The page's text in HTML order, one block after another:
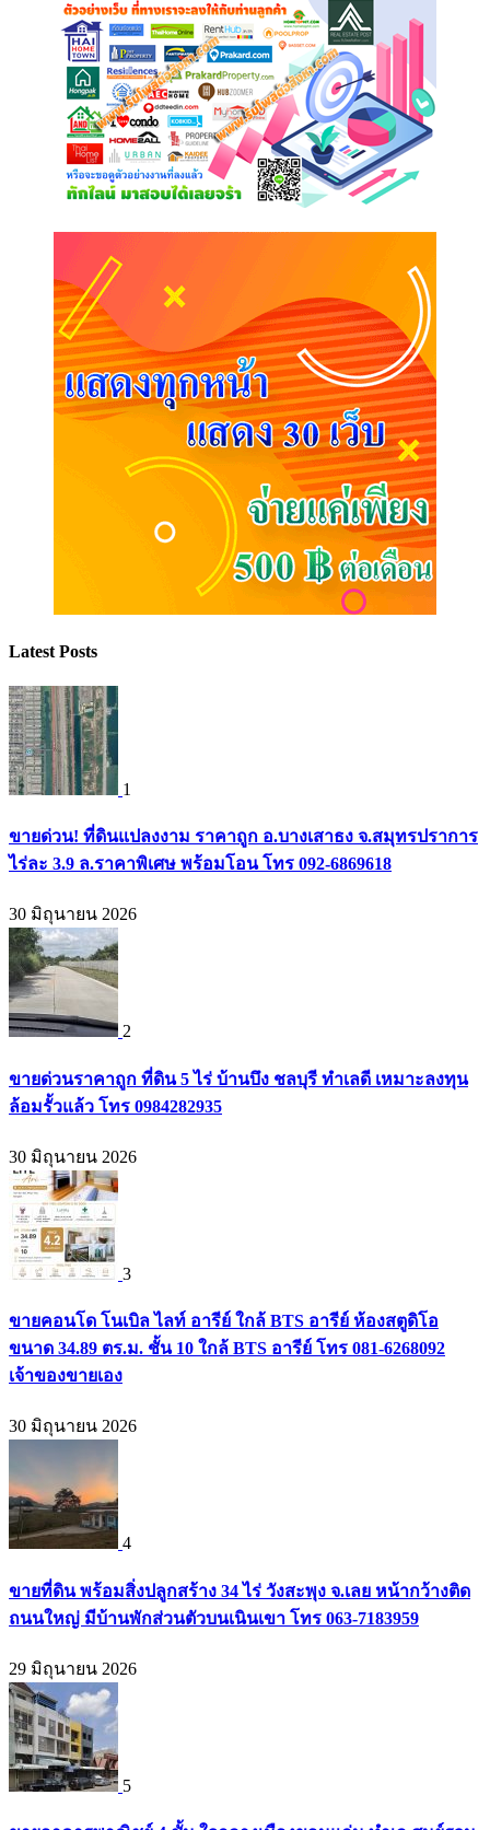
Latest Posts
1
ขายด่วน! ที่ดินแปลงงาม ราคาถูก อ.บางเสาธง จ.สมุทรปราการ
ไร่ละ 3.9 ล.ราคาพิเศษ พร้อมโอน โทร 092-6869618
30 มิถุนายน 2026
2
ขายด่วนราคาถูก ที่ดิน 5 ไร่ บ้านบึง ชลบุรี ทำเลดี เหมาะลงทุน
ล้อมรั้วแล้ว โทร 0984282935
30 มิถุนายน 2026
3
ขายคอนโด โนเบิล ไลท์ อารีย์ ใกล้ BTS อารีย์ ห้องสตูดิโอ
ขนาด 34.89 ตร.ม. ชั้น 10 ใกล้ BTS อารีย์ โทร 081-6268092
เจ้าของขายเอง
30 มิถุนายน 2026
4
ขายที่ดิน พร้อมสิ่งปลูกสร้าง 34 ไร่ วังสะพุง จ.เลย หน้ากว้างติด
ถนนใหญ่ มีบ้านพักส่วนตัวบนเนินเขา โทร 063-7183959
29 มิถุนายน 2026
5